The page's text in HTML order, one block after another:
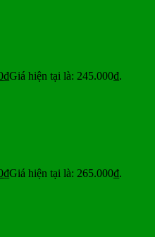
₫Giá hiện tại là: 245.000₫.
₫Giá hiện tại là: 265.000₫.